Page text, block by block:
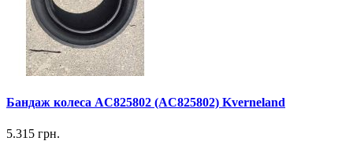
Бандаж колеса AC825802 (AC825802) Kverneland
5.315 грн.